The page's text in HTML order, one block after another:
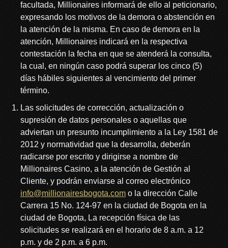
facultada, Millionaires informará de ello al peticionario,
expresando los motivos de la demora o abstención en
la atención de la misma. En caso de demora en la
atención, Millionaires indicará en la respectiva
contestación la fecha en que se atenderá la consulta,
la cual, en ningún caso podrá superar los cinco (5)
días hábiles siguientes al vencimiento del primer
término.
Las solicitudes de corrección, actualización o
supresión de datos personales o aquellas que
adviertan un presunto incumplimiento a la Ley 1581 de
2012 y normatividad que la desarrolla, deberán
radicarse por escrito y dirigirse a nombre de
Millionaires Casino, a la atención de Gestión al
Cliente, y podrán enviarse al correo electrónico
info@millionairesbogota.com o la dirección Calle
Carrera 15 No. 124-97 en la ciudad de Bogota en la
ciudad de Bogota, La recepción física de las
solicitudes se realizará en el horario de 8 a.m. a 12
p.m. y de 2 p.m. a 6 p.m.